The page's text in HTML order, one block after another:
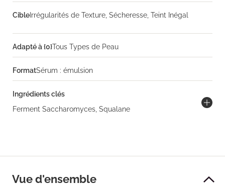
Cible Irrégularités de Texture, Sécheresse, Teint Inégal
Adapté à {0}Tous Types de Peau
FormatSérum : émulsion
Ingrédients clés
Ferment Saccharomyces, Squalane
Vue d'ensemble